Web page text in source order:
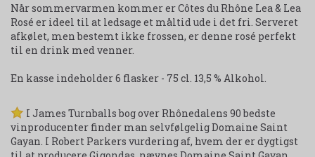
Når sommervarmen kommer er Côtes du Rhône Lea & Lea
Rosé er ideel til at ledsage et måltid ude i det fri. Serveret
afkølet, men bestemt ikke frossen, er denne rosé perfekt
til en drink med venner.
En kasse indeholder 6 flasker - 75 cl. 13,5 % Alkohol.
I James Turnballs bog over Rhônedalens 90 bedste
vinproducenter finder man selvfølgelig Domaine Saint
Gayan. I Robert Parkers vurdering af, hvem der er dygtigst